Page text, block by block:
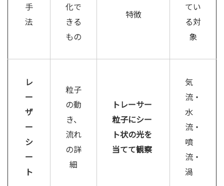
手
法
化で
きる
もの
特徴
てい
る対
象
レ
ー
ザ
ー
シ
ー
ト
粒子
の動
き、
流れ
の詳
細
トレーサー
粒子にシー
ト状の光を
当てて観察
気
流・
水
流・
噴
流・
渦